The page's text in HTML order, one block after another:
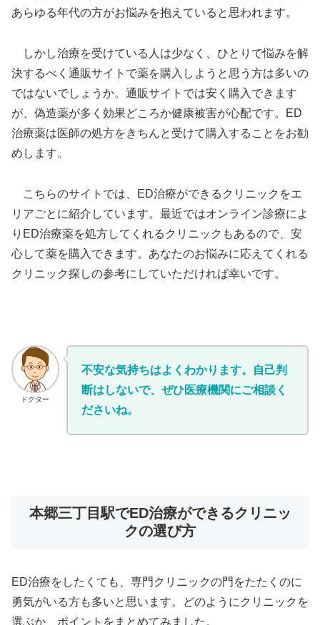
あらゆる年代の方がお悩みを抱えていると思われます。
しかし治療を受けている人は少なく、ひとりで悩みを解
決するべく通販サイトで薬を購入しようと思う方は多いの
ではないでしょうか。通販サイトでは安く購入できます
が、偽造薬が多く効果どころか健康被害が心配です。ED
治療薬は医師の処方をきちんと受けて購入することをお勧
めします。
こちらのサイトでは、ED治療ができるクリニックをエ
リアごとに紹介しています。最近ではオンライン診療によ
りED治療薬を処方してくれるクリニックもあるので、安
心して薬を購入できます。あなたのお悩みに応えてくれる
クリニック探しの参考にしていただければ幸いです。
ドクター
不安な気持ちはよくわかります。自己判
断はしないで、ぜひ医療機関にご相談く
ださいね。
本郷三丁目駅でED治療ができるクリニッ
クの選び方
ED治療をしたくても、専門クリニックの門をたたくのに
勇気がいる方も多いと思います。どのようにクリニックを
選ぶか、ポイントをまとめてみました。